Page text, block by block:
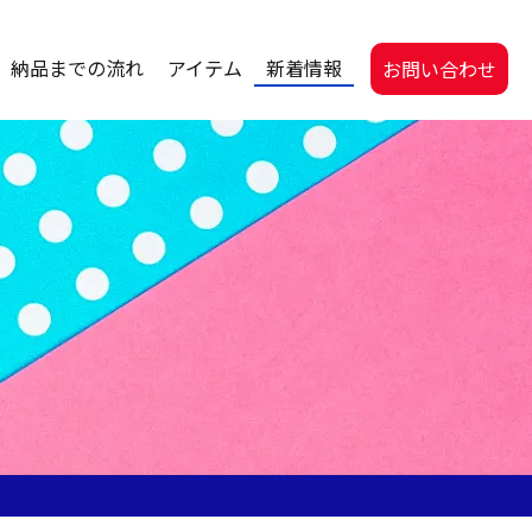
納品までの流れ アイテム 新着情報 お問い合わせ